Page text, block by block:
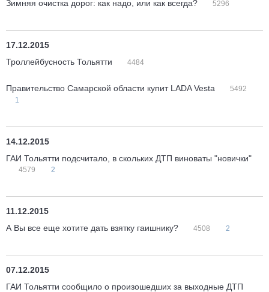
Зимняя очистка дорог: как надо, или как всегда?
5296
17.12.2015
Троллейбусность Тольятти
4484
Правительство Самарской области купит LADA Vesta
5492
1
14.12.2015
ГАИ Тольятти подсчитало, в скольких ДТП виноваты "новички"
4579 2
11.12.2015
А Вы все еще хотите дать взятку гаишнику?
4508 2
07.12.2015
ГАИ Тольятти сообщило о произошедших за выходные ДТП